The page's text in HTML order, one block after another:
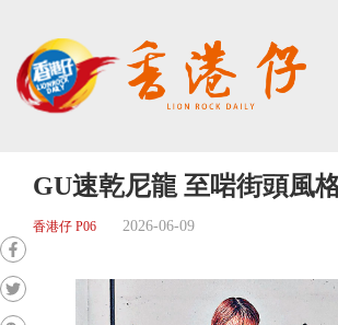
GU速乾尼龍 至啱街頭風
香港仔 P06 2026-06-09